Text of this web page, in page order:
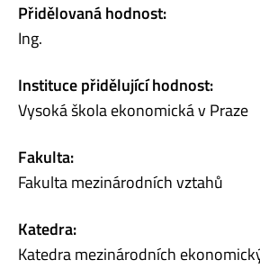
Přidělovaná hodnost:
Ing.
Instituce přidělující hodnost:
Vysoká škola ekonomická v Praze
Fakulta:
Fakulta mezinárodních vztahů
Katedra:
Katedra mezinárodních